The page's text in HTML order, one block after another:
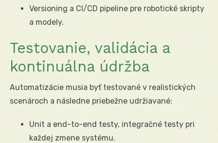
Versioning a CI/CD pipeline pre robotické skripty
a modely.
Testovanie, validácia a
kontinuálna údržba
Automatizácie musia byť testované v realistických
scenároch a následne priebežne udržiavané:
Unit a end-to-end testy, integračné testy pri
každej zmene systému.